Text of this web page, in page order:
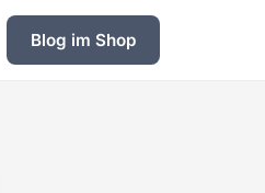
Blog im Shop